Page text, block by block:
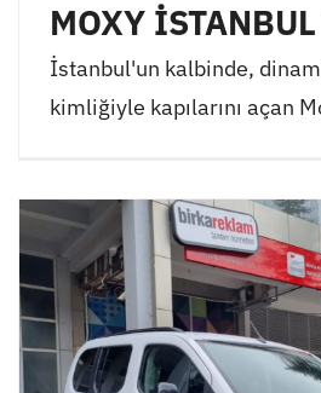
MOXY
İstanbul'un kalbinde,
kimliğiyle kapılarını açan